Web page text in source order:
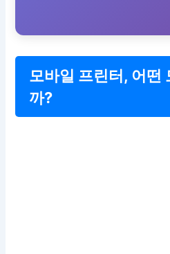
모바일 프린터, 어떤
까?